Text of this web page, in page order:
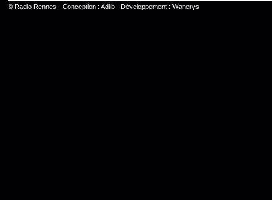
© Radio Rennes - Conception : Adlib- Développement : Wanerys